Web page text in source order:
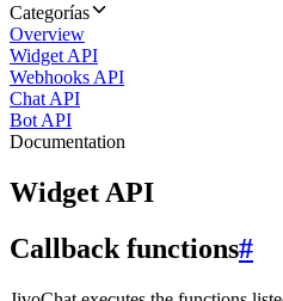
Categorías
Overview
Widget API
Webhooks API
Chat API
Bot API
Documentation
Widget API
Callback functions#